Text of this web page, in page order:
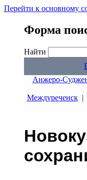
Перейти к основному
Форма
Найти
Анжеро-
Междуреченск|